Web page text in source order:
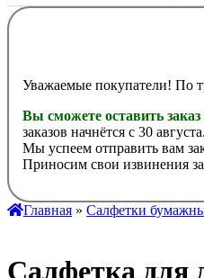
Уважаемые покупатели! По
Вы сможете оставить заказ
заказов начнётся с 30 августа.
Мы успеем отправить вам
Приносим свои извинения
Главная » Салфетки
Салфетка для